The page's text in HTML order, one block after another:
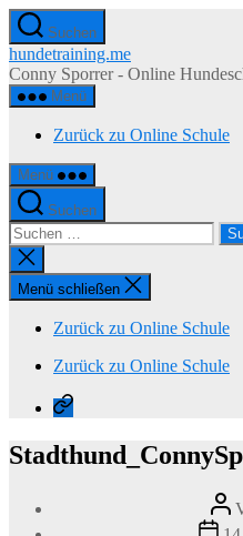
Zum
Inhalt
springen
Suchen
hundetraining.me
Conny Sporrer - Online
Menü
Zurück zu Online Schule
Menü
Suchen
Suchen
nach:
Suche
schließen
Menü schließen
Zurück zu Online Schule
Zurück zu Online Schule
Zurück
zu
Online
Schule